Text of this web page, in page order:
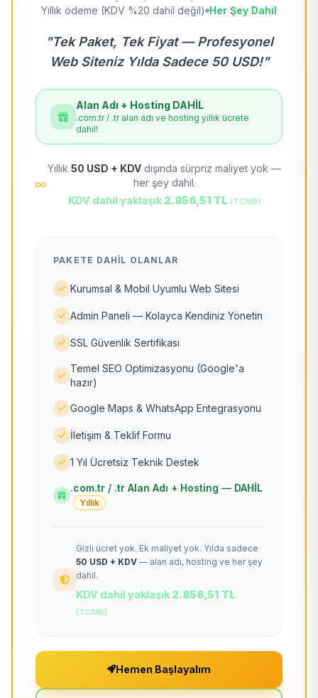
Yıllık ödeme (KDV %20 dahil değil) Her Şey Dahil
"Tek Paket, Tek Fiyat — Profesyonel
Web Siteniz Yılda Sadece 50 USD!"
Alan Adı + Hosting DAHİL
.com.tr / .tr alan adı ve hosting yıllık ücrete
dahil!
Yıllık 50 USD + KDV dışında sürpriz maliyet yok —
her şey dahil.
KDV dahil yaklaşık 2.856,51 TL (TCMB)
PAKETE DAHIL OLANLAR
Kurumsal & Mobil Uyumlu Web Sitesi
Admin Paneli — Kolayca Kendiniz Yönetin
SSL Güvenlik Sertifikası
Temel SEO Optimizasyonu (Google'a
hazır)
Google Maps & WhatsApp Entegrasyonu
İletişim & Teklif Formu
1 Yıl Ücretsiz Teknik Destek
.com.tr / .tr Alan Adı + Hosting — DAHİL
Yıllık
Gizli ücret yok. Ek maliyet yok. Yılda sadece
50 USD + KDV — alan adı, hosting ve her şey
dahil.
KDV dahil yaklaşık 2.856,51 TL
(TCMB)
Hemen Başlayalım